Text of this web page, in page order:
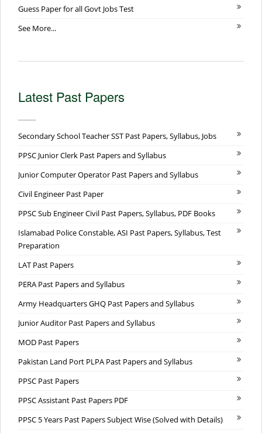
Guess Paper for all Govt Jobs Test
See More...
Latest Past Papers
Secondary School Teacher SST Past Papers, Syllabus, Jobs
PPSC Junior Clerk Past Papers and Syllabus
Junior Computer Operator Past Papers and Syllabus
Civil Engineer Past Paper
PPSC Sub Engineer Civil Past Papers, Syllabus, PDF Books
Islamabad Police Constable, ASI Past Papers, Syllabus, Test
Preparation
LAT Past Papers
PERA Past Papers and Syllabus
Army Headquarters GHQ Past Papers and Syllabus
Junior Auditor Past Papers and Syllabus
MOD Past Papers
Pakistan Land Port PLPA Past Papers and Syllabus
PPSC Past Papers
PPSC Assistant Past Papers PDF
PPSC 5 Years Past Papers Subject Wise (Solved with Details)